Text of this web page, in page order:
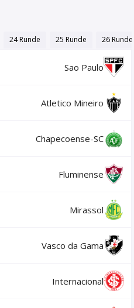
24 Runde 25 Runde 26 Runde
Sao Paulo
Atletico Mineiro
Chapecoense-SC
Fluminense
Mirassol
Vasco da Gama
Internacional